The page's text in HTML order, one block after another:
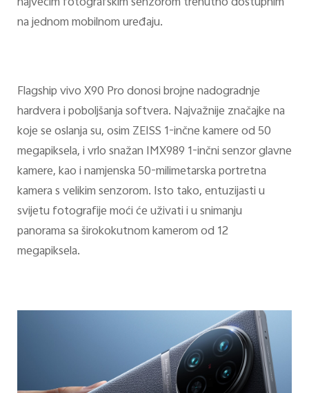
na jednom mobilnom uređaju.
Flagship vivo X90 Pro donosi brojne nadogradnje
hardvera i poboljšanja softvera. Najvažnije značajke na
koje se oslanja su, osim ZEISS 1-inčne kamere od 50
megapiksela, i vrlo snažan IMX989 1-inčni senzor glavne
kamere, kao i namjenska 50-milimetarska portretna
kamera s velikim senzorom. Isto tako, entuzijasti u
svijetu fotografije moći će uživati i u snimanju
panorama sa širokokutnom kamerom od 12
megapiksela.